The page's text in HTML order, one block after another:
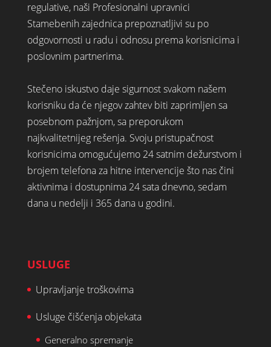
regulative, naši Profesionalni upravnici
Stamebenih zajednica prepoznatljivi su po
odgovornosti u radu i odnosu prema korisnicima i
poslovnim partnerima.
Stečeno iskustvo daje sigurnost svakom našem
korisniku da će njegov zahtev biti zaprimljen sa
posebnom pažnjom, sa preporukom
najkvalitetnijeg rešenja. Svoju pristupačnost
korisnicima omogućujemo 24 satnim dežurstvom i
brojem telefona za hitne intervencije što nas čini
aktivnima i dostupnima 24 sata dnevno, sedam
dana u nedelji i 365 dana u godini.
USLUGE
Upravljanje troškovima
Usluge čišćenja objekata
Generalno spremanje